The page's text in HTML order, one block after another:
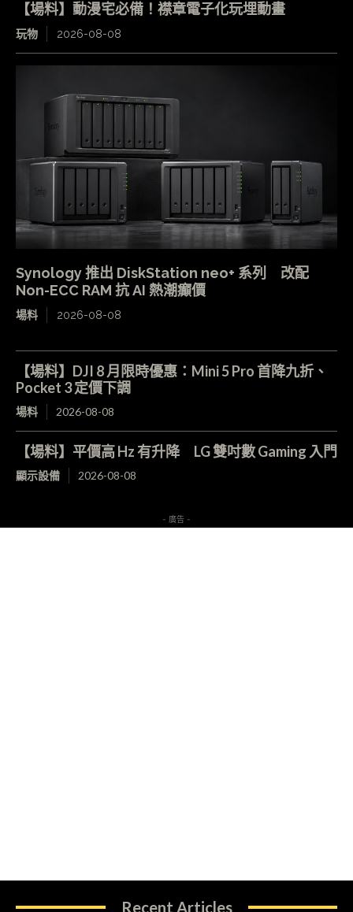
【場料】動漫宅必備！襟章電子化玩埋動畫
玩物 2026-08-08
Synology 推出 DiskStation neo+ 系列 改配
Non-ECC RAM 抗 AI 熱潮癲價
場料 2026-08-08
【場料】DJI 8 月限時優惠：Mini 5 Pro 首降九折、
Pocket 3 定價下調
場料 2026-08-08
【場料】平價高 Hz 有升降 LG 雙吋數 Gaming 入門
顯示設備 2026-08-08
- 廣告 -
Recent Articles